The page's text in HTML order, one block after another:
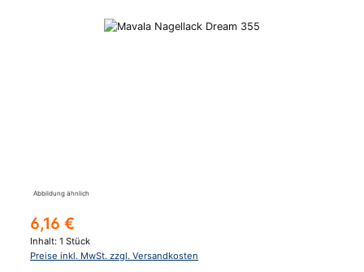
Bildergalerie überspringen
Abbildung ähnlich
Regulärer Preis:
6,16 €
Inhalt: 1 Stück
Preise inkl. MwSt. zzgl. Versandkosten